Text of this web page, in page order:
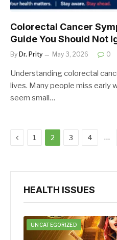
Colorectal Cancer
Guide You Should Not
By Dr. Prity May 3, 2026 0
Understanding colorectal
lives. Many people miss early
seem small…
Previous
1 2 3 4 …
HEALTH ISSUES
UNCATEGORIZED